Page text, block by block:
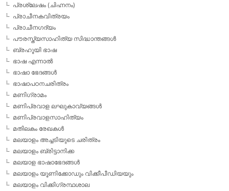
പ്രശ്ലേഷം (ചിഹ്നനം)
പ്രാചീനകവിത്രയം
പ്രാചീനഗദ്യം
പൗരസ്ത്യസാഹിത്യ സിദ്ധാന്തങ്ങള്‍
ബ്രഹൂയി ഭാഷ
ഭാഷ എന്നാല്‍
ഭാഷാ ഭേദങ്ങള്‍
ഭാഷാപഠനചരിത്രം
മണിഗ്രാമം
മണിപ്രവാള ലഘുകാവ്യങ്ങള്‍
മണിപ്രവാളസാഹിത്യം
മതിലകം രേഖകള്‍
മലയാളം അച്ചടിയുടെ ചരിത്രം
മലയാളം ബ്രിട്ടാനിക്ക
മലയാള ഭാഷാഭേദങ്ങള്‍
മലയാളം യൂണിക്കോഡും വിക്കീപീഡിയയും
മലയാളം വിക്കിഗ്രന്ഥശാല